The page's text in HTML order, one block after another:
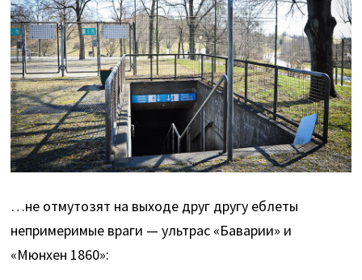
…не отмутозят на выходе друг другу еблеты
непримеримые враги — ультрас «Баварии» и
«Мюнхен 1860»: